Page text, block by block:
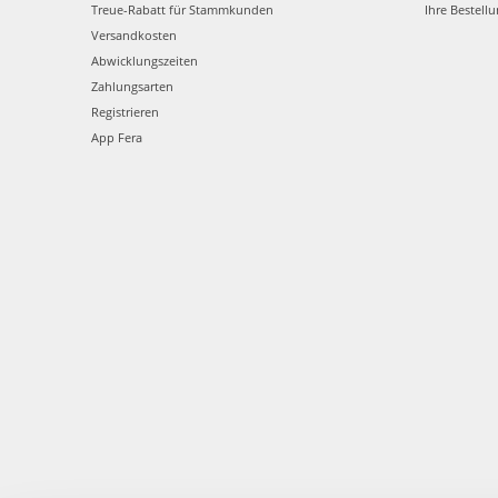
Treue-Rabatt für Stammkunden
Versandkosten
Abwicklungszeiten
Zahlungsarten
Registrieren
App Fera
Ihre